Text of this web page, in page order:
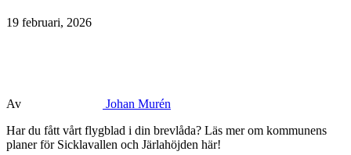
19 februari, 2026
Av
Johan Murén
Har du fått vårt flygblad i din brevlåda? Läs mer om kommunens
planer för Sicklavallen och Järlahöjden här!